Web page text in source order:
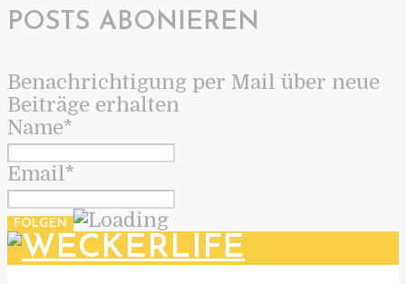
POSTS ABONIEREN
Benachrichtigung per Mail über neue
Beiträge erhalten
Name*
Email*